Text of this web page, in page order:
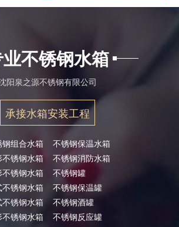
不锈钢水箱
阳泉之源不锈钢有限公司
承接水箱安装工程
钢组合水箱
不锈钢水箱
不锈钢水箱
不锈钢水箱
不锈钢水箱
不锈钢水箱
不锈钢保温水箱
不锈钢消防水箱
不锈钢罐
不锈钢保温罐
不锈钢酒罐
不锈钢反应罐